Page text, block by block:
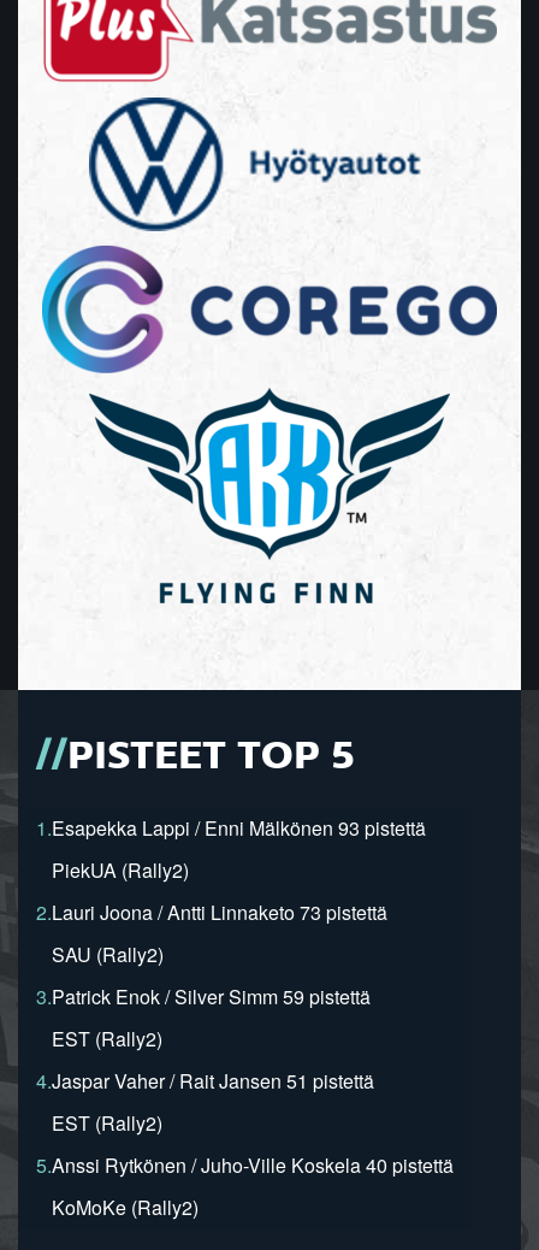
PISTEET TOP 5
1.Esapekka Lappi / Enni Mälkönen 93 pistettä
PiekUA (Rally2)
2.Lauri Joona / Antti Linnaketo 73 pistettä
SAU (Rally2)
3.Patrick Enok / Silver Simm 59 pistettä
EST (Rally2)
4.Jaspar Vaher / Rait Jansen 51 pistettä
EST (Rally2)
5.Anssi Rytkönen / Juho-Ville Koskela 40 pistettä
KoMoKe (Rally2)